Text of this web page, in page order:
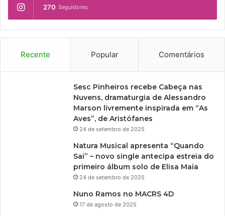
270 Seguidores
Recente Popular Comentários
Sesc Pinheiros recebe Cabeça nas
Nuvens, dramaturgia de Alessandro
Marson livremente inspirada em “As
Aves”, de Aristófanes
24 de setembro de 2025
Natura Musical apresenta “Quando
Sai” – novo single antecipa estreia do
primeiro álbum solo de Elisa Maia
24 de setembro de 2025
Nuno Ramos no MACRS 4D
17 de agosto de 2025